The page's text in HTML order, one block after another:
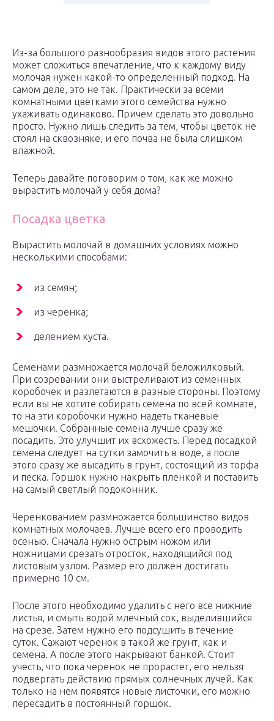
Из-за большого разнообразия видов этого растения
может сложиться впечатление, что к каждому виду
молочая нужен какой-то определенный подход. На
самом деле, это не так. Практически за всеми
комнатными цветками этого семейства нужно
ухаживать одинаково. Причем сделать это довольно
просто. Нужно лишь следить за тем, чтобы цветок не
стоял на сквозняке, и его почва не была слишком
влажной.
Теперь давайте поговорим о том, как же можно
вырастить молочай у себя дома?
Посадка цветка
Вырастить молочай в домашних условиях можно
несколькими способами:
из семян;
из черенка;
делением куста.
Семенами размножается молочай беложилковый.
При созревании они выстреливают из семенных
коробочек и разлетаются в разные стороны. Поэтому
если вы не хотите собирать семена по всей комнате,
то на эти коробочки нужно надеть тканевые
мешочки. Собранные семена лучше сразу же
посадить. Это улучшит их всхожесть. Перед посадкой
семена следует на сутки замочить в воде, а после
этого сразу же высадить в грунт, состоящий из торфа
и песка. Горшок нужно накрыть пленкой и поставить
на самый светлый подоконник.
Черенкованием размножается большинство видов
комнатных молочаев. Лучше всего его проводить
осенью. Сначала нужно острым ножом или
ножницами срезать отросток, находящийся под
листовым узлом. Размер его должен достигать
примерно 10 см.
После этого необходимо удалить с него все нижние
листья, и смыть водой млечный сок, выделившийся
на срезе. Затем нужно его подсушить в течение
суток. Сажают черенок в такой же грунт, как и
семена. А после этого накрывают банкой. Стоит
учесть, что пока черенок не прорастет, его нельзя
подвергать действию прямых солнечных лучей. Как
только на нем появятся новые листочки, его можно
пересадить в постоянный горшок.